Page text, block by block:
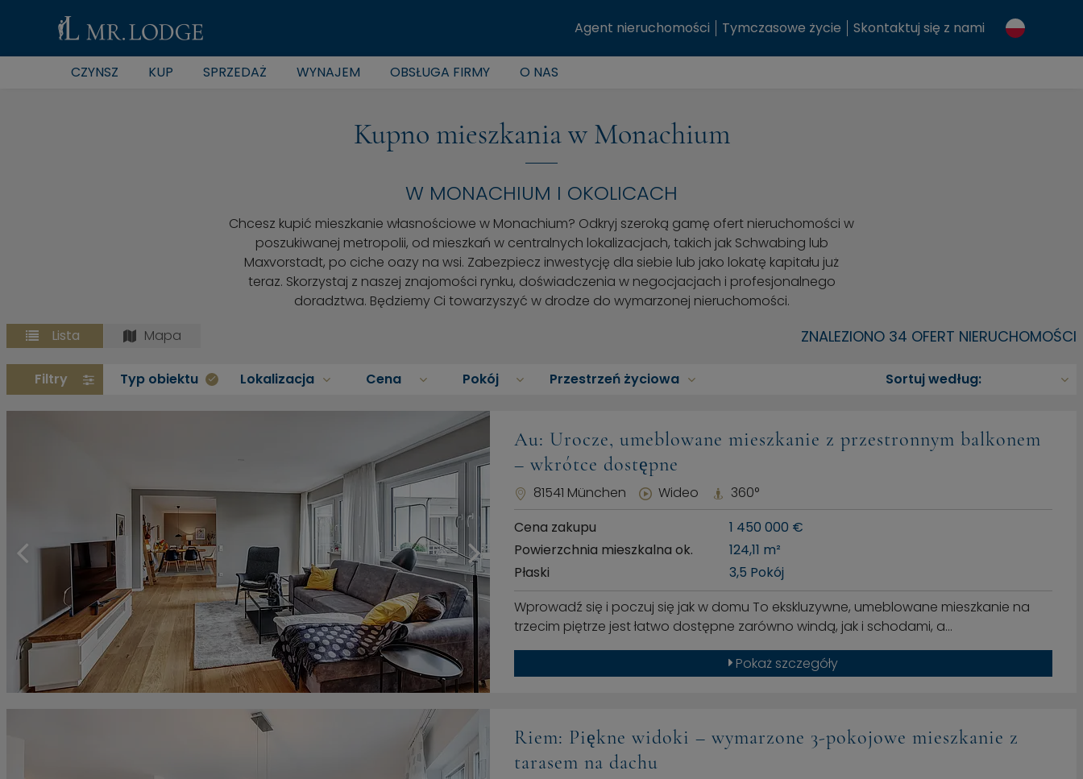
Agent nieruchomości Tymczasowe życie Skontaktuj się z nami
CZYNSZ KUP SPRZEDAŻ WYNAJEM OBSŁUGA FIRMY O NAS
Kupno mieszkania w Monachium
W MONACHIUM I OKOLICACH
Chcesz kupić mieszkanie własnościowe w Monachium? Odkryj szeroką gamę ofert nieruchomości w
poszukiwanej metropolii, od mieszkań w centralnych lokalizacjach, takich jak Schwabing lub
Maxvorstadt, po ciche oazy na wsi. Zabezpiecz inwestycję dla siebie lub jako lokatę kapitału już
teraz. Skorzystaj z naszej znajomości rynku, doświadczenia w negocjacjach i profesjonalnego
doradztwa. Będziemy Ci towarzyszyć w drodze do wymarzonej nieruchomości.
Lista
Mapa ZNALEZIONO 34 OFERT NIERUCHOMOŚCI
Filtry Typ obiektu Lokalizacja Cena Pokój Przestrzeń życiowa
Au: Urocze, umeblowane mieszkanie z przestronnym balkonem
– wkrótce dostępne
81541 München Wideo
360°
Cena zakupu
1 450 000 €
Powierzchnia mieszkalna ok.
124,11 m²
Płaski
3,5 Pokój
Wprowadź się i poczuj się jak w domu To ekskluzywne, umeblowane mieszkanie na
trzecim piętrze jest łatwo dostępne zarówno windą, jak i schodami, a…
Pokaż szczegóły
Riem: Piękne widoki – wymarzone 3-pokojowe mieszkanie z
tarasem na dachu